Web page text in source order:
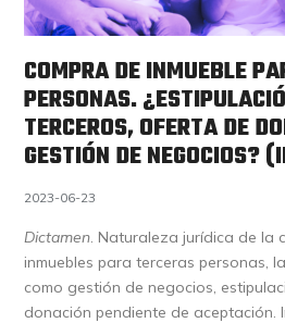
COMPRA DE INMUEBLE
PERSONAS.
TERCEROS, OFERTA DE
GESTIÓN DE NEGOCIOS?
2023-06-23
Dictamen. Naturaleza jurídica de la
inmuebles para terceras personas,
como gestión de negocios,
donación pendiente de aceptación.